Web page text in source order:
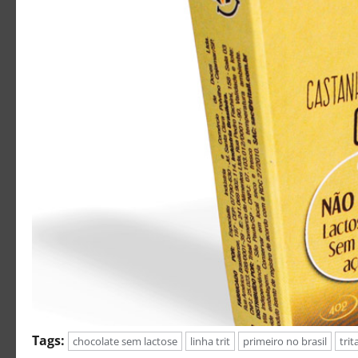
Tags: chocolate sem lactose linha trit primeiro no brasil